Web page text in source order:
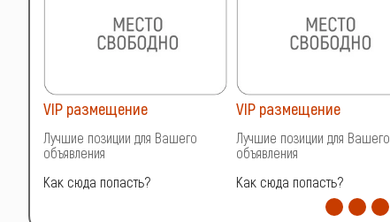
VIP размещение
Лучшие позиции для Вашего
объявления
Как сюда попасть?
VIP размещение
Лучшие позиции для Вашего
объявления
Как сюда попасть?